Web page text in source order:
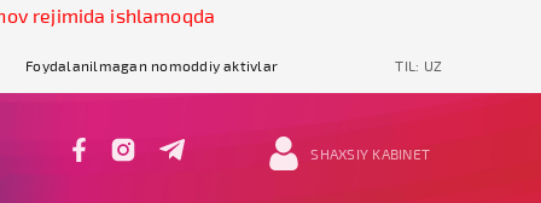
ishlamoqda
Foydalanilmagan nomoddiy aktivlar TIL: UZ
SHAXSIY KABINET